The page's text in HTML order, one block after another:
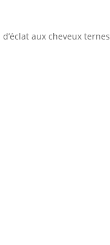
aux cheveux ternes